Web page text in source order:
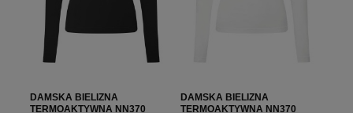
DAMSKA BIELIZNA
TERMOAKTYWNA NN370
DAMSKA BIELIZNA
TERMOAKTYWNA NN370